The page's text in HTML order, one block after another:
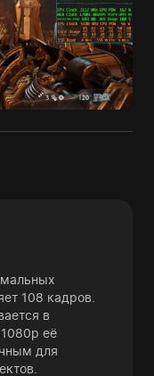
108 кадров.
в
её
для